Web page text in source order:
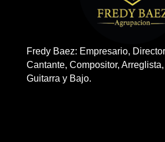
Fredy Baez: Empresario,
Cantante, Compositor,
Guitarra y Bajo.